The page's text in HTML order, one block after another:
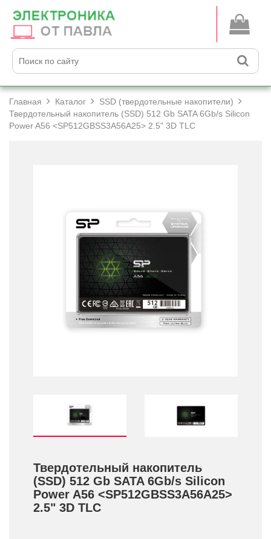
Главная Каталог
SSD (твердотельные накопители)
Твердотельный накопитель (SSD) 512 Gb SATA 6Gb/­s Silicon
Power A56 <SP512GBSS3A56A25> 2.5" 3D TLC
Твердотельный накопитель
(SSD) 512 Gb SATA 6Gb/­s Silicon
Power A56 <SP512GBSS3A56A25>
2.5" 3D TLC